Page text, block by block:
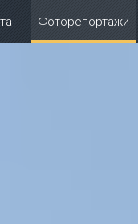
Фоторепортажи